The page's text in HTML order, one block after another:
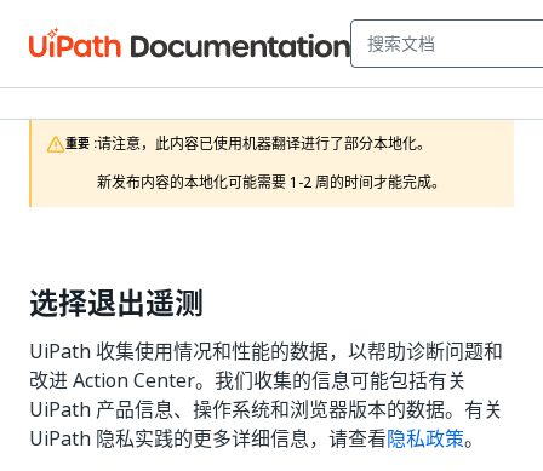
重要 :请注意，此内容已使用机器翻译进行了部分本地化。
新发布内容的本地化可能需要 1-2 周的时间才能完成。
选择退出遥测
UiPath 收集使用情况和性能的数据，以帮助诊断问题和
改进 Action Center。我们收集的信息可能包括有关
UiPath 产品信息、操作系统和浏览器版本的数据。有关
UiPath 隐私实践的更多详细信息，请查看隐私政策。